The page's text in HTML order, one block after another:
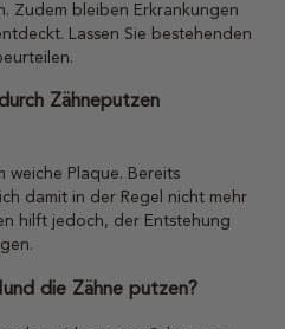
Zudem bleiben Erkrankungen
Lassen Sie bestehenden
Zähneputzen
Plaque. Bereits
damit in der Regel nicht mehr
hilft jedoch, der Entstehung
die Zähne putzen?